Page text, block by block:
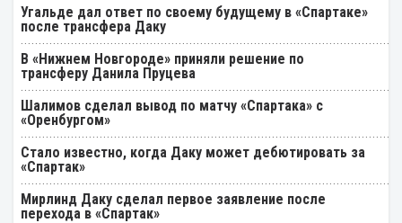
Угальде дал ответ по своему будущему в «Спартаке»
после трансфера Даку
В «Нижнем Новгороде» приняли решение по
трансферу Данила Пруцева
Шалимов сделал вывод по матчу «Спартака» с
«Оренбургом»
Стало известно, когда Даку может дебютировать за
«Спартак»
Мирлинд Даку сделал первое заявление после
перехода в «Спартак»